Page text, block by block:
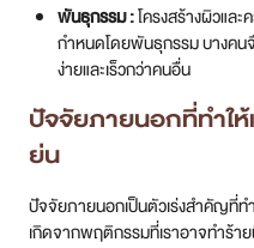
พันธุกรรม :โครงสร้างผิวแล
กำหนดโดยพันธุกรรม บางคน
ง่ายและเร็วกว่าคนอื่น
ปัจจัยภายนอกที่ทำใ
ย่น
ปัจจัยภายนอกเป็นตัวเร่งสำคัญที่
เกิดจากพฤติกรรมที่เราอาจทำร้า